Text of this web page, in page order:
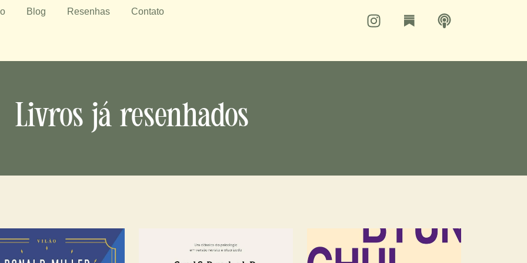
Blog Resenhas Contato
Livros já resenhados